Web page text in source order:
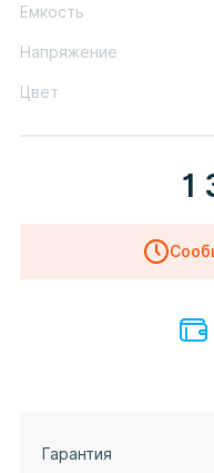
Емкость
Напряжение
Цвет
1
Гарантия